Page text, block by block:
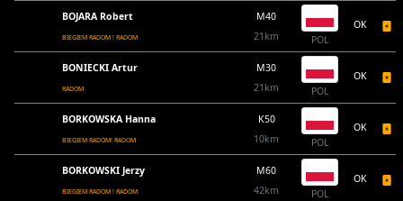
BOJARA Robert
BIEGIEM RADOM ! RADOM
M40
21km
POL
OK
BONIECKI Artur
RADOM
M30
21km
POL
OK
BORKOWSKA Hanna
BIEGIEM RADOM! RADOM
K50
10km
POL
OK
BORKOWSKI Jerzy
BIEGIEM RADOM ! RADOM
M60
42km
POL
OK